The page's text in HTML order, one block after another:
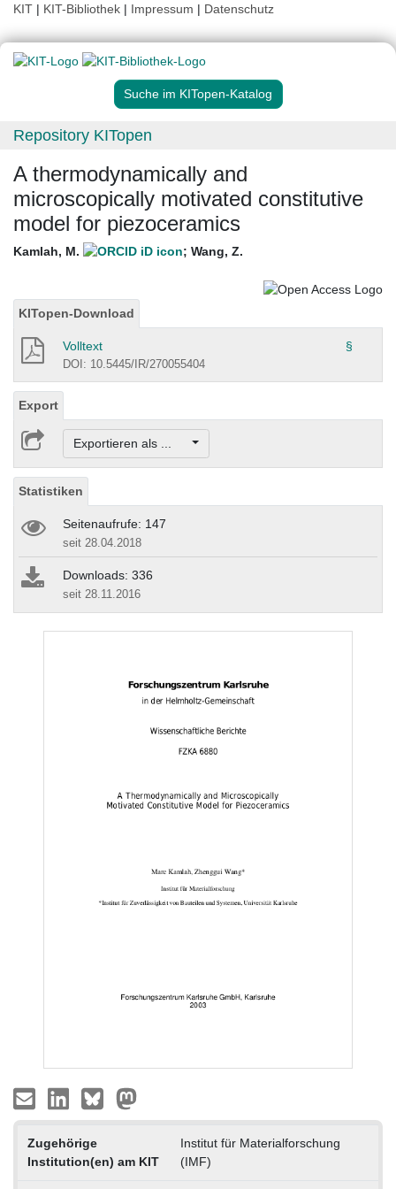
KIT | KIT-Bibliothek | Impressum | Datenschutz
Suche im KITopen-Katalog
Repository KITopen
A thermodynamically and
microscopically motivated constitutive
model for piezoceramics
Kamlah, M. ; Wang, Z.
KITopen-Download
Volltext §
DOI: 10.5445/IR/270055404
Export
Exportieren als ...
Statistiken
Seitenaufrufe: 147
seit 28.04.2018
Downloads: 336
seit 28.11.2016
Zugehörige
Institution(en) am KIT
Institut für Materialforschung
(IMF)